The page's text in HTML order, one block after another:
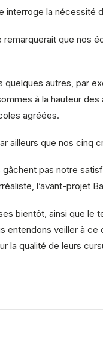
interroge la nécessité
que nos
quelques autres, par
à la hauteur
agréées.
ailleurs que nos
pas notre
l’avant-projet
bientôt, ainsi que le
entendons veiller à ce
la qualité de leurs